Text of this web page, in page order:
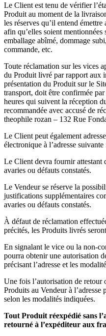
Le Client est tenu de vérifier
Produit au moment de la
les réserves qu’il entend
afin qu’elles soient
emballage abîmé, dommage
commande, etc.
Toute réclamation sur les vices
du Produit livré par rapport aux
présentation du Produit sur le
transport, doit être confirmée
heures qui suivent la réception
recommandée avec accusé de
theophile rozan – 132 Rue
Le Client peut également
électronique à l’adresse
Le Client devra fournir attestant
avaries ou défauts constatés.
Le Vendeur se réserve la
justifications supplémentaires
avaries ou défauts constatés.
À défaut de réclamation
précités, les Produits livrés
En signalant le vice ou la non-
pourra obtenir une autorisation
précisant l’adresse et les
Une fois l’autorisation de retour
Produits au Vendeur à l’adresse
selon les modalités indiquées.
Tout Produit réexpédié sans
retourné à l’expéditeur aux